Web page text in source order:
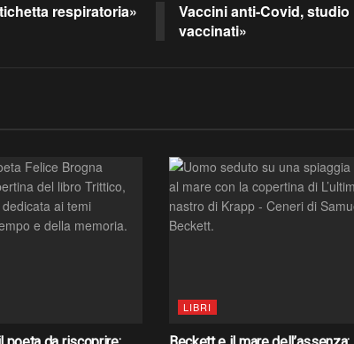
respiratoria»
Vaccini anti-Covid,
vaccinati»
LIBRI